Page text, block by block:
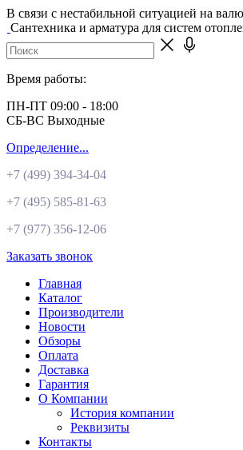
В связи с нестабильной ситуацией на
Сантехника и арматура для систем
Время работы:
ПН-ПТ 09:00 - 18:00
СБ-ВС Выходные
Определение...
+7 (499) 394-34-04
+7 (495) 585-81-63
+7 (977) 356-12-06
Заказать звонок
Главная
Каталог
Производители
Новости
Обзоры
Оплата
Доставка
Гарантия
О Компании
История компании
Реквизиты
Контакты